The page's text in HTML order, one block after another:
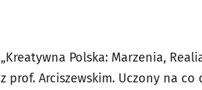
„Kreatywna Polska: Marzenia,
z prof. Arciszewskim. Uczony na